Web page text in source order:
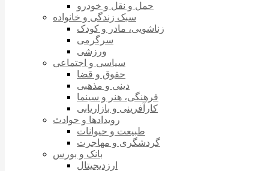
حمل و نقل و خودرو
سبک زندگی و خانواده
زناشویی، مادر و کودک
سرگرمی
ورزشی
سیاسی و اجتماعی
حقوق و قضا
دینی و مذهبی
فرهنگی، هنر و سینما
کارآفرینی و بازاریابی
رویدادها و حوادث
طبیعت و حیوانات
گردشگری و مهاجرت
بانک و بورس
ارزدیجیتال